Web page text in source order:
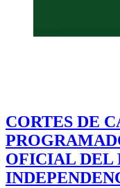
CORTES DE
OFICIAL DEL